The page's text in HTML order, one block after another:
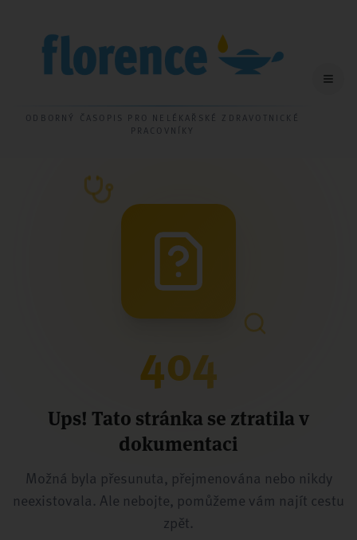
ODBORNÝ ČASOPIS PRO NELÉKAŘSKÉ ZDRAVOTNICKÉ
PRACOVNÍKY
404
Ups! Tato stránka se ztratila v
dokumentaci
Možná byla přesunuta, přejmenována nebo nikdy
neexistovala. Ale nebojte, pomůžeme vám najít cestu
zpět.